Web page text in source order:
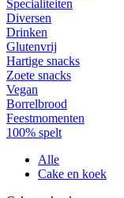
Specialiteiten
Diversen
Drinken
Glutenvrij
Hartige snacks
Zoete snacks
Vegan
Borrelbrood
Feestmomenten
100% spelt
Alle
Cake en koek